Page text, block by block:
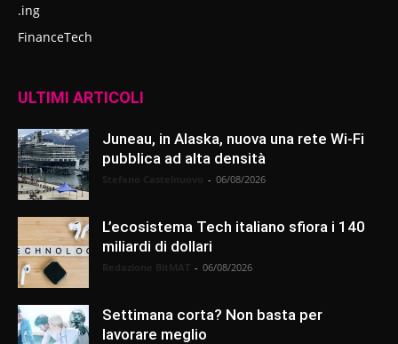
.ing
FinanceTech
ULTIMI ARTICOLI
Juneau, in Alaska, nuova una rete Wi-Fi
pubblica ad alta densità
- 06/08/2026
L’ecosistema Tech italiano sfiora i 140
miliardi di dollari
- 06/08/2026
Settimana corta? Non basta per
lavorare meglio